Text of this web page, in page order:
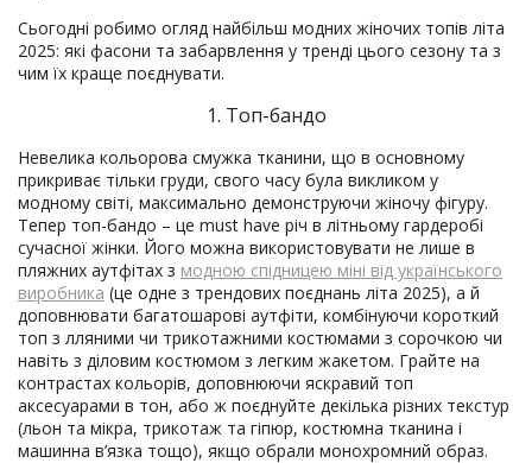
Сьогодні робимо огляд найбільш модних жіночих топів літа
2025: які фасони та забарвлення у тренді цього сезону та з
чим їх краще поєднувати.
1. Топ-бандо
Невелика кольорова смужка тканини, що в основному
прикриває тільки груди, свого часу була викликом у
модному світі, максимально демонструючи жіночу фігуру.
Тепер топ-бандо – це must have річ в літньому гардеробі
сучасної жінки. Його можна використовувати не лише в
пляжних аутфітах з модною спідницею міні від українського
виробника (це одне з трендових поєднань літа 2025), а й
доповнювати багатошарові аутфіти, комбінуючи короткий
топ з лляними чи трикотажними костюмами з сорочкою чи
навіть з діловим костюмом з легким жакетом. Грайте на
контрастах кольорів, доповнюючи яскравий топ
аксесуарами в тон, або ж поєднуйте декілька різних текстур
(льон та мікра, трикотаж та гіпюр, костюмна тканина і
машинна в’язка тощо), якщо обрали монохромний образ.